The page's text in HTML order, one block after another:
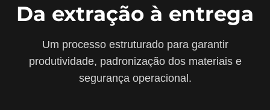
Da extração à entrega
Um processo estruturado para garantir
produtividade, padronização dos materiais e
segurança operacional.